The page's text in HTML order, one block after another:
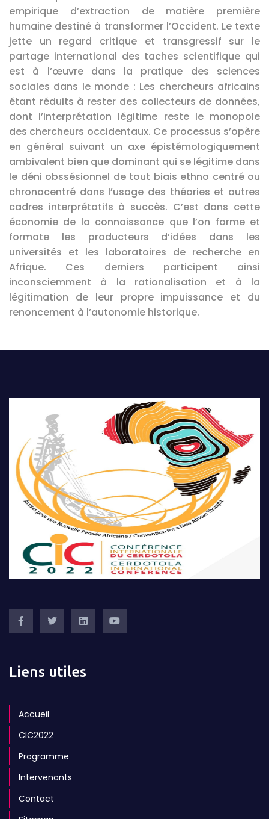
empirique d’extraction de matière première
humaine destiné à transformer l’Occident. Le texte
jette un regard critique et transgressif sur le
partage international des taches scientifique qui
est à l’œuvre dans la pratique des sciences
sociales dans le monde : Les chercheurs africains
étant réduits à rester des collecteurs de données,
dont l’interprétation légitime reste le monopole
des chercheurs occidentaux. Ce processus s’opère
en général suivant un axe épistémologiquement
ambivalent bien que dominant qui se légitime dans
le déni obssésionnel de tout biais ethno centré ou
chronocentré dans l’usage des théories et autres
cadres interprétatifs à succès. C’est dans cette
économie de la connaissance que l’on forme et
formate les producteurs d’idées dans les
universités et les laboratoires de recherche en
Afrique. Ces derniers participent ainsi
inconsciemment à la rationalisation et à la
légitimation de leur propre impuissance et du
renoncement à l’autonomie historique.
Liens utiles
Accueil
CIC2022
Programme
Intervenants
Contact